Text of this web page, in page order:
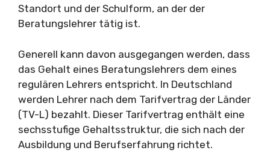
Standort und der Schulform, an der der
Beratungslehrer tätig ist.
Generell kann davon ausgegangen werden, dass
das Gehalt eines Beratungslehrers dem eines
regulären Lehrers entspricht. In Deutschland
werden Lehrer nach dem Tarifvertrag der Länder
(TV-L) bezahlt. Dieser Tarifvertrag enthält eine
sechsstufige Gehaltsstruktur, die sich nach der
Ausbildung und Berufserfahrung richtet.